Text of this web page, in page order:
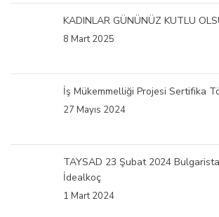
KADINLAR GÜNÜNÜZ KUTLU
8 Mart 2025
İş Mükemmelliği Projesi Sertifika
27 Mayıs 2024
TAYSAD 23 Şubat 2024
İdealkoç
1 Mart 2024